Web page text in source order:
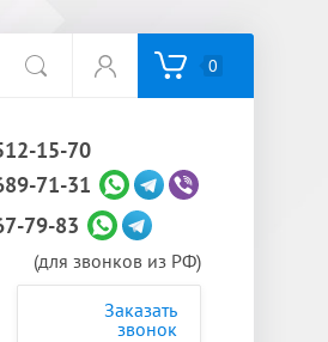
0
15-70
71-31
79-83
(для звонков из РФ)
Заказать
звонок